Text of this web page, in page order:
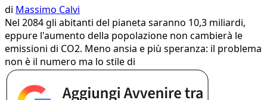
di Massimo Calvi
Nel 2084 gli abitanti del pianeta saranno 10,3 miliardi,
eppure l'aumento della popolazione non cambierà le
emissioni di CO2. Meno ansia e più speranza: il problema
non è il numero ma lo stile di